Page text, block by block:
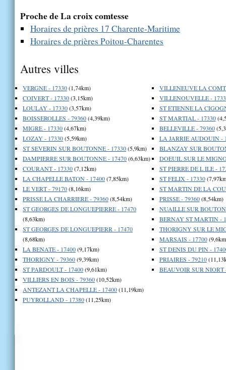
Proche de La croix comtesse
Horaires de prières 17 Charente-Maritime
Horaires de prières Poitou-Charentes
Autres villes
VERGNE - 17330(1,74km)
COIVERT - 17330(3,15km)
LOULAY - 17330(3,57km)
BOISSEROLLES - 79360(4,39km)
MIGRE - 17330(4,67km)
LOZAY - 17330(5,59km)
ST SEVERIN SUR BOUTONNE - 17330(5,9km)
DAMPIERRE SUR BOUTONNE - 17470(6,63km)
COURANT - 17330(7,12km)
LA CHAPELLE BATON - 17400(7,85km)
LE VERT - 79170(8,16km)
PRISSE LA CHARRIERE - 79360(8,54km)
ST GEORGES DE LONGUEPIERRE - 17470
(8,63km)
ST GEORGES DE LONGUEPIERR - 17470
(8,68km)
LA BENATE - 17400(9,17km)
THORIGNY - 79360(9,39km)
ST PARDOULT - 17400(9,61km)
VILLIERS EN BOIS - 79360(10,52km)
ANTEZANT LA CHAPELLE - 17400(11,19km)
PUYROLLAND - 17380(11,25km)
VILLENEUVE LA
VILLENOUVELLE -
ST ETIENNE LA
ST MARTIAL - 17330
BELLEVILLE - 79360
LA JARRIE AUDOUIN -
BLANZAY SUR
DOEUIL SUR LE
ST PIERRE DE L ILE -
ST FELIX - 17330
ST MARTIN DE LA
PRISSE - 79360(8,54km)
NUAILLE SUR
BERNAY ST MARTIN -
THORIGNY SUR LE
MARSAIS - 17700
ST DENIS DU PIN -
PRIAIRES - 79210
BEAUVOIR SUR NIORT